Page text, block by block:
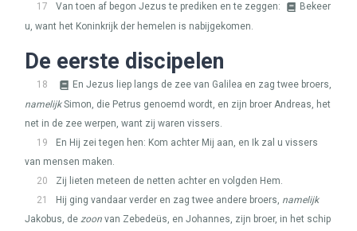
17
Van toen af begon Jezus te prediken en te zeggen:
Bekeer
u, want het Koninkrijk der hemelen is nabijgekomen.
De eerste discipelen
18
En Jezus liep langs de zee van Galilea en zag twee broers,
namelijkSimon, die Petrus genoemd wordt, en zijn broer Andreas, het
net in de zee werpen, want zij waren vissers.
19
En Hij zei tegen hen: Kom achter Mij aan, en Ik zal u vissers
van mensen maken.
20
Zij lieten meteen de netten achter en volgden Hem.
21
Hij ging vandaar verder en zag twee andere broers, namelijk
Jakobus, de zoon van Zebedeüs, en Johannes, zijn broer, in het schip